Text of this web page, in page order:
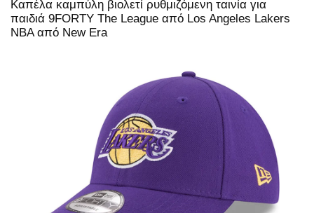
Καπέλα καμπύλη βιολετί ρυθμιζόμενη ταινία για
παιδιά 9FORTY The League από Los Angeles Lakers
NBA από New Era